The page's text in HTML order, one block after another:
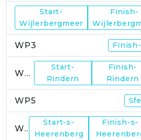
Start-
Wijlerbergmeer
Finish-
WP3
WP4
Start-
Rindern
Finish-
Rindern
WP5
WP6
Start-s-
Heerenberg
Finish-s-